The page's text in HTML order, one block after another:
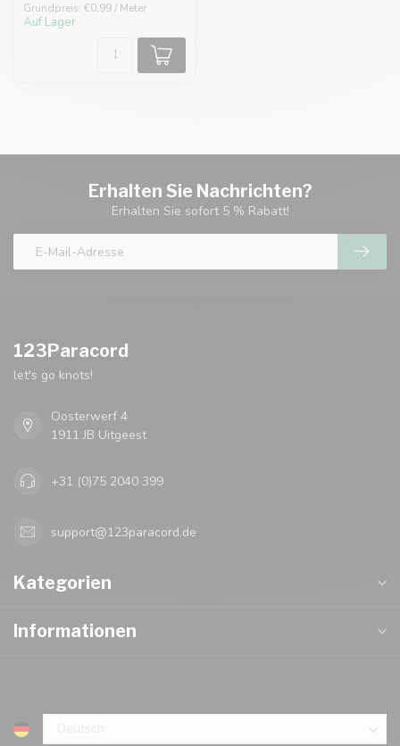
Grundpreis: €0,99 / Meter
Auf Lager
Erhalten Sie Nachrichten?
Erhalten Sie sofort 5 % Rabatt!
123Paracord
let's go knots!
Oosterwerf 4
1911 JB Uitgeest
+31 (0)75 2040 399
support@123paracord.de
Kategorien
Informationen